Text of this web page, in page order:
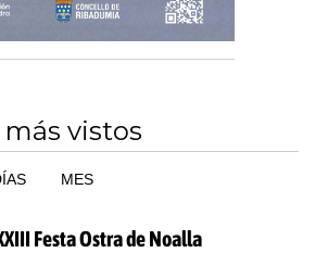
vistos
MES
Festa Ostra de Noalla